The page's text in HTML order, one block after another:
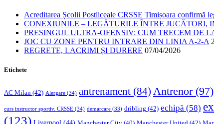
Acreditarea Școlii Postliceale CRSSE Timișoara confirmă
CONEXIUNILE – LEGĂTURILE ÎNTRE JUCĂTORI,
PRESINGUL ULTRA-OFENSIV: CUM TRECEM DE
JOC CU ZONE PENTRU INTRARE DIN LINIA A-2-A
REGRETE, LACRIMI ȘI DURERE 07/04/2026
Etichete
AC Milan (42) Alergare (34) antrenament (84) Antrenor(97)
curs instructor sportiv. CRSSE (34) demarcare (33) dribling (42) echipă (58)
(123)